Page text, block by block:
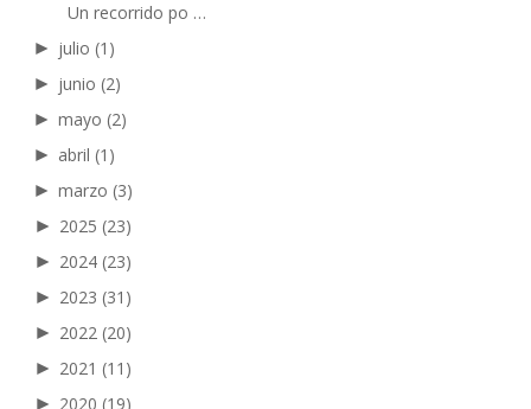
Un recorrido po …
► julio (1)
► junio (2)
► mayo (2)
► abril (1)
► marzo (3)
► 2025 (23)
► 2024 (23)
► 2023 (31)
► 2022 (20)
► 2021 (11)
► 2020 (19)